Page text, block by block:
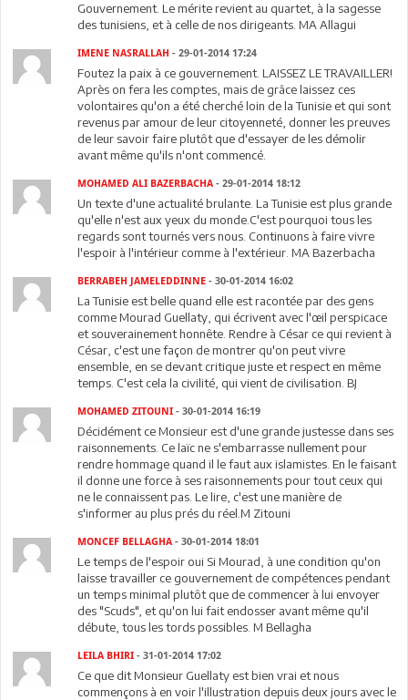
Gouvernement. Le mérite revient au quartet, à la sagesse
des tunisiens, et à celle de nos dirigeants. MA Allagui
IMENE NASRALLAH - 29-01-2014 17:24
Foutez la paix à ce gouvernement. LAISSEZ LE TRAVAILLER!
Après on fera les comptes, mais de grâce laissez ces
volontaires qu'on a été cherché loin de la Tunisie et qui sont
revenus par amour de leur citoyenneté, donner les preuves
de leur savoir faire plutôt que d'essayer de les démolir
avant même qu'ils n'ont commencé.
MOHAMED ALI BAZERBACHA - 29-01-2014 18:12
Un texte d'une actualité brulante. La Tunisie est plus grande
qu'elle n'est aux yeux du monde.C'est pourquoi tous les
regards sont tournés vers nous. Continuons à faire vivre
l'espoir à l'intérieur comme à l'extérieur. MA Bazerbacha
BERRABEH JAMELEDDINNE - 30-01-2014 16:02
La Tunisie est belle quand elle est racontée par des gens
comme Mourad Guellaty, qui écrivent avec l'œil perspicace
et souverainement honnête. Rendre à César ce qui revient à
César, c'est une façon de montrer qu'on peut vivre
ensemble, en se devant critique juste et respect en même
temps. C'est cela la civilité, qui vient de civilisation. BJ
MOHAMED ZITOUNI - 30-01-2014 16:19
Décidément ce Monsieur est d'une grande justesse dans ses
raisonnements. Ce laïc ne s'embarrasse nullement pour
rendre hommage quand il le faut aux islamistes. En le faisant
il donne une force à ses raisonnements pour tout ceux qui
ne le connaissent pas. Le lire, c'est une manière de
s'informer au plus prés du réel.M Zitouni
MONCEF BELLAGHA - 30-01-2014 18:01
Le temps de l'espoir oui Si Mourad, à une condition qu'on
laisse travailler ce gouvernement de compétences pendant
un temps minimal plutôt que de commencer à lui envoyer
des "Scuds", et qu'on lui fait endosser avant même qu'il
débute, tous les tords possibles. M Bellagha
LEILA BHIRI - 31-01-2014 17:02
Ce que dit Monsieur Guellaty est bien vrai et nous
commençons à en voir l'illustration depuis deux jours avec le